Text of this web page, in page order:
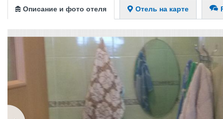
Описание и фото отеля Отель на карте